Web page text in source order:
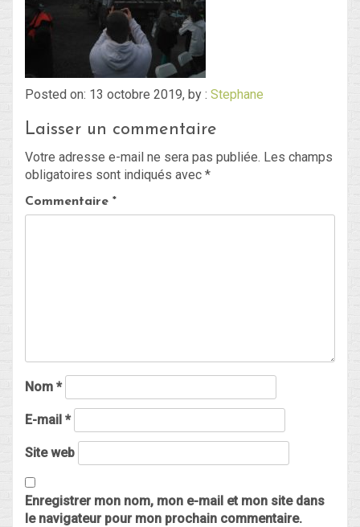
Blog
Non classé
Connexion
Flux des publications
Posted on: 13 octobre 2019, by : Stephane
Laisser un commentaire
Votre adresse e-mail ne sera pas publiée. Les champs
obligatoires sont indiqués avec *
Commentaire *
Nom *
E-mail *
Site web
Enregistrer mon nom, mon e-mail et mon site dans
le navigateur pour mon prochain commentaire.